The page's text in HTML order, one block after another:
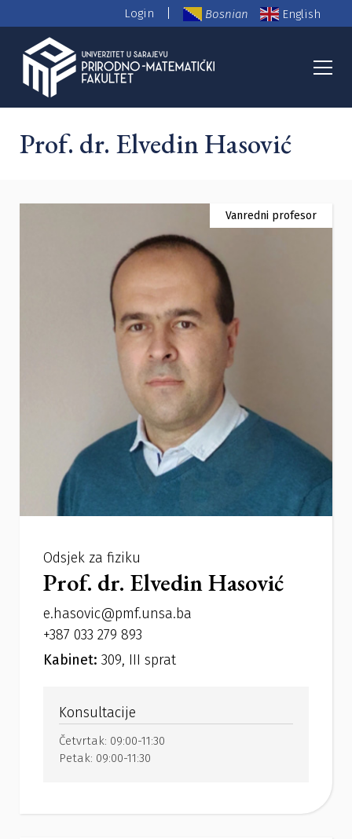
Login Bosnian English
PMF Nastavno osoblje
Prof. dr. Elvedin Hasović
Vanredni profesor
Odsjek za fiziku
Prof. dr. Elvedin Hasović
e.hasovic@pmf.unsa.ba
+387 033 279 893
Kabinet: 309, III sprat
Konsultacije
Četvrtak: 09:00-11:30
Petak: 09:00-11:30